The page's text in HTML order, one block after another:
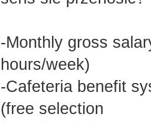
-Monthly gross
hours/week)
-Cafeteria benefit
(free selection